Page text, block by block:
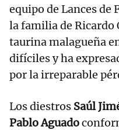
equipo de Lances de
la familia de Ricardo
taurina malagueña
difíciles y ha
por la irreparable
Los diestros Saúl
Pablo Aguado